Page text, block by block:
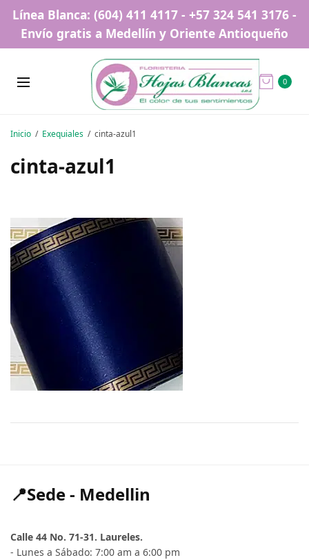
Línea Blanca: (604) 411 4117 - +57 324 541 3176 -
Envío gratis a Medellín y Oriente Antioqueño
0
Inicio Exequiales cinta-azul1
cinta-azul1
📍Sede - Medellin
Calle 44 No. 71-31. Laureles.
- Lunes a Sábado: 7:00 am a 6:00 pm